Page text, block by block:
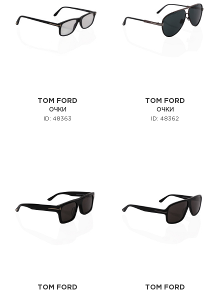
TOM FORD
ОЧКИ
ID: 48363
TOM FORD
ОЧКИ
ID: 48362
TOM FORD TOM FORD